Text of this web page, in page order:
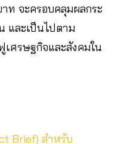
ท จะครอบคลุมผลกระ
และเป็นไปตาม
เศรษฐกิจและสังคมใน
Brief) สำหรับ